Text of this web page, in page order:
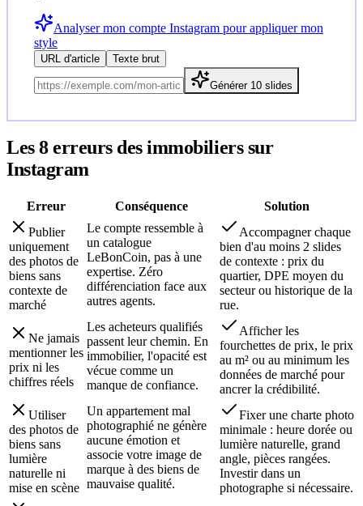
Analyser mon compte Instagram pour appliquer mon
style
URL d'article Texte brut
Générer 10 slides
Les 8 erreurs desimmobiliers sur
Instagram
Erreur Conséquence
Solution
Publier
uniquement
des photos de
biens sans
contexte de
marché
Le compte ressemble à
un catalogue
LeBonCoin, pas à une
expertise. Zéro
différenciation face aux
autres agents.
Accompagner chaque
bien d'au moins 2 slides
de contexte : prix du
quartier, DPE moyen du
secteur ou historique de la
rue.
Ne jamais
mentionner les
prix ni les
chiffres réels
Les acheteurs qualifiés
passent leur chemin. En
immobilier, l'opacité est
vécue comme un
manque de confiance.
Afficher les
fourchettes de prix, le prix
au m² ou au minimum les
données de marché pour
ancrer la crédibilité.
Utiliser
des photos de
biens sans
lumière
naturelle ni
mise en scène
Un appartement mal
photographié ne génère
aucune émotion et
associe votre image de
marque à des biens de
mauvaise qualité.
Fixer une charte photo
minimale : heure dorée ou
lumière naturelle, grand
angle, pièces rangées.
Investir dans un
photographe si nécessaire.